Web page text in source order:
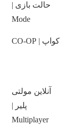
حالت بازی |
Mode
کواپ | CO-OP
آنلاین مولتی
پلیر |
Multiplayer